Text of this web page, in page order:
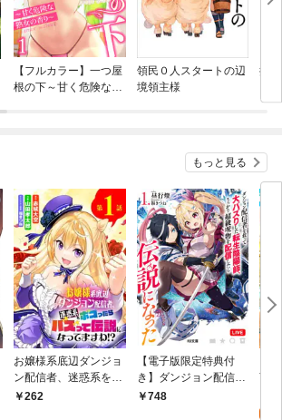
【フルカラー】一つ屋
根の下～甘く危険な熟
領民０人スタートの辺
境領主様
捨
もっと見る
お嬢様系底辺ダンジョ
ン配信者、迷惑系をボ
コったらバズって伝説
262
【電子版限定特典付
き】ダンジョン配信者
を救って大バズりした
748
言
い